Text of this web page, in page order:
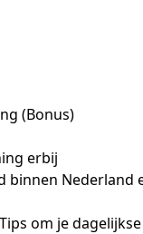
(Bonus)
erbij
binnen Nederland
Tips om je